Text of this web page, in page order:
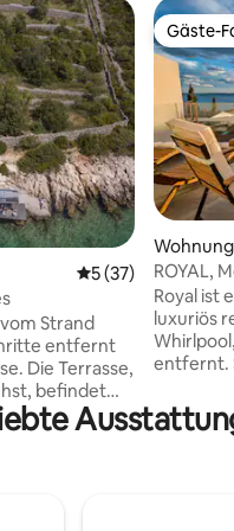
Durchschnittliche
5 (37)
Strand
entfernt
Die Terrasse,
befindet
Oktober am
Meter entfernt
Gäste-
Gäste-
Wohnung
ROYAL,
Whirlpool
Royal ist
luxuriös
entfernt.
große